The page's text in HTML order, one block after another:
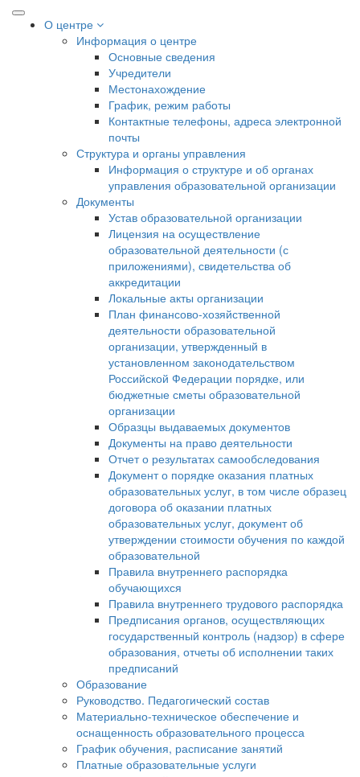
О центре
Информация о центре
Основные сведения
Учредители
Местонахождение
График, режим работы
Контактные телефоны, адреса электронной
почты
Структура и органы управления
Информация о структуре и об органах
управления образовательной организации
Документы
Устав образовательной организации
Лицензия на осуществление
образовательной деятельности (с
приложениями), свидетельства об
аккредитации
Локальные акты организации
План финансово-хозяйственной
деятельности образовательной
организации, утвержденный в
установленном законодательством
Российской Федерации порядке, или
бюджетные сметы образовательной
организации
Образцы выдаваемых документов
Документы на право деятельности
Отчет о результатах самообследования
Документ о порядке оказания платных
образовательных услуг, в том числе образец
договора об оказании платных
образовательных услуг, документ об
утверждении стоимости обучения по каждой
образовательной
Правила внутреннего распорядка
обучающихся
Правила внутреннего трудового распорядка
Предписания органов, осуществляющих
государственный контроль (надзор) в сфере
образования, отчеты об исполнении таких
предписаний
Образование
Руководство. Педагогический состав
Материально-техническое обеспечение и
оснащенность образовательного процесса
График обучения, расписание занятий
Платные образовательные услуги